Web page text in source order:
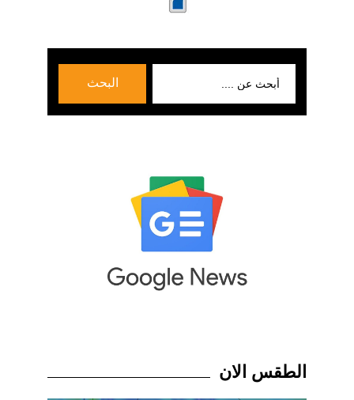
البحث
الطقس الان